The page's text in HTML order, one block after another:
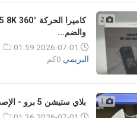
2
والضم...
2026-07-01 01:59
البريمي 0كم
1
بلاي ستيشن 5 برو - الإصدار الرقمي (قرص SSD بسعة 2 تيرابايت) مغلف.